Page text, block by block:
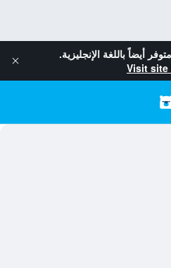
متوفر أيضاً باللغة الإنجليزية.
Visit site